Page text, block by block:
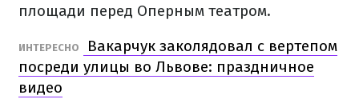
площади перед Оперным театром.
ИНТЕРЕСНО
Вакарчук заколядовал с вертепом
посреди улицы во Львове: праздничное
видео